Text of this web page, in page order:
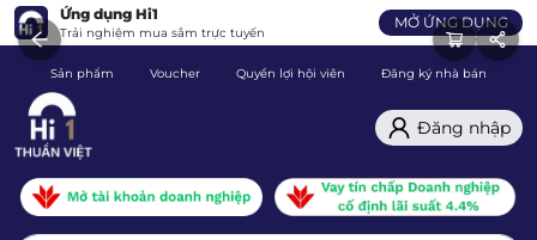
Ứng dụng Hi1
Trải nghiệm mua sắm trực tuyến
MỞ ỨNG DỤNG
Sản phẩm Voucher Quyền lợi hội viên Đăng ký nhà bán
Đăng nhập